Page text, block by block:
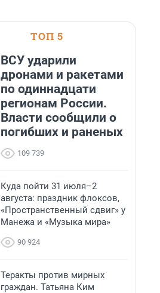
ТОП 5
ВСУ ударили
дронами и ракетами
по одиннадцати
регионам России.
Власти сообщили о
погибших и раненых
109 739
Куда пойти 31 июля–2
августа: праздник флоксов,
«Пространственный сдвиг» у
Манежа и «Музыка мира»
90 924
Теракты против мирных
граждан. Татьяна Ким